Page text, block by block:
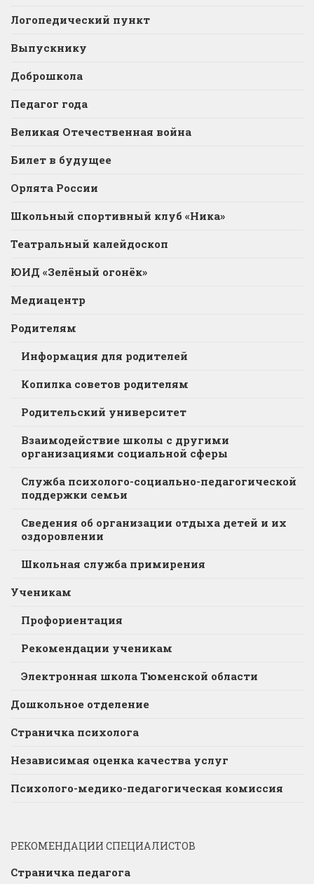
Логопедический пункт
Выпускнику
Доброшкола
Педагог года
Великая Отечественная война
Билет в будущее
Орлята России
Школьный спортивный клуб «Ника»
Театральный калейдоскоп
ЮИД «Зелёный огонёк»
Медиацентр
Родителям
Информация для родителей
Копилка советов родителям
Родительский университет
Взаимодействие школы с другими
организациями социальной сферы
Служба психолого-социально-педагогической
поддержки семьи
Сведения об организации отдыха детей и их
оздоровлении
Школьная служба примирения
Ученикам
Профориентация
Рекомендации ученикам
Электронная школа Тюменской области
Дошкольное отделение
Страничка психолога
Независимая оценка качества услуг
Психолого-медико-педагогическая комиссия
РЕКОМЕНДАЦИИ СПЕЦИАЛИСТОВ
Страничка педагога